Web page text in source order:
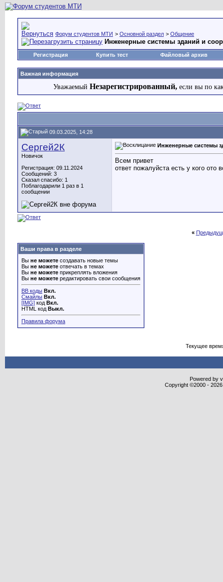
Форум студентов МТИ > Основной раздел > Общение
Инженерные системы зданий и
Регистрация Купить тест Файловый архив
Важная информация
Уважаемый Незарегистрированный, если вы по
09.03.2025, 14:28
Сергей2К
Новичок
Регистрация: 09.11.2024
Сообщений: 3
Сказал спасибо: 1
Поблагодарили 1 раз в 1
сообщении
Инженерные системы
Всем привет
ответ пожалуйста есть у кого ото
«
Ваши права в разделе
Вы не можете создавать новые темы
Вы не можете отвечать в темах
Вы не можете прикреплять вложения
Вы не можете редактировать свои сообщения
BB коды Вкл.
Смайлы Вкл.
[IMG] код Вкл.
HTML код Выкл.
Правила форума
Текущее
Powered by
Copyright ©2000 -